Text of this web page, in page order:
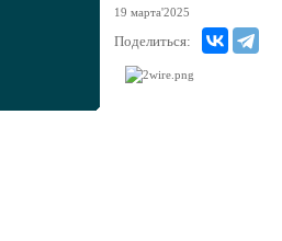
19 марта'2025
Поделиться: